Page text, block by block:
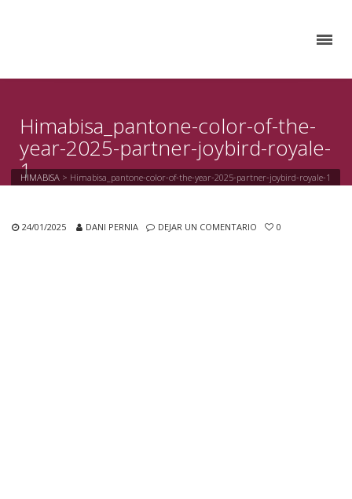
Himabisa_pantone-color-of-the-
year-2025-partner-joybird-royale-
1
HIMABISA > Himabisa_pantone-color-of-the-year-2025-partner-joybird-royale-1
24/01/2025 DANI PERNIA DEJAR UN COMENTARIO 0